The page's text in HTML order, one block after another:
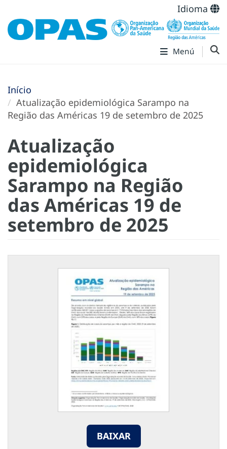
Idioma
Menú
Início
Atualização epidemiológica Sarampo na
Região das Américas 19 de setembro de 2025
Atualização
epidemiológica
Sarampo na Região
das Américas 19 de
setembro de 2025
BAIXAR